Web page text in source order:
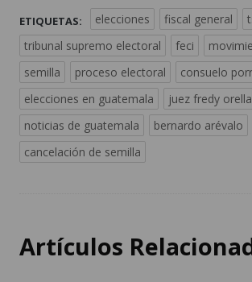
ETIQUETAS: elecciones fiscal general
tribunal supremo electoral
feci
semilla
proceso electoral
consuelo
elecciones en guatemala
juez fredy
noticias de guatemala
bernardo arévalo
cancelación de semilla
Artículos